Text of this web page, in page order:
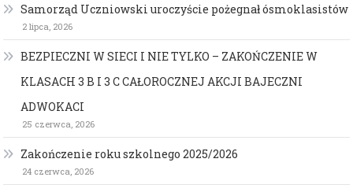
Samorząd Uczniowski uroczyście pożegnał ósmoklasistów
2 lipca, 2026
BEZPIECZNI W SIECI I NIE TYLKO – ZAKOŃCZENIE W
KLASACH 3 B I 3 C CAŁOROCZNEJ AKCJI BAJECZNI
ADWOKACI
25 czerwca, 2026
Zakończenie roku szkolnego 2025/2026
24 czerwca, 2026